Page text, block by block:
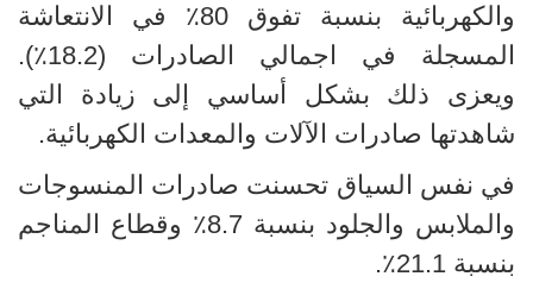
والكهربائية بنسبة تفوق 80٪ في الانتعاشة
المسجلة في اجمالي الصادرات (18.2٪).
ويعزى ذلك بشكل أساسي إلى زيادة التي
شاهدتها صادرات الآلات والمعدات الكهربائية.
في نفس السياق تحسنت صادرات المنسوجات
والملابس والجلود بنسبة 8.7٪ وقطاع المناجم
بنسبة 21.1٪.